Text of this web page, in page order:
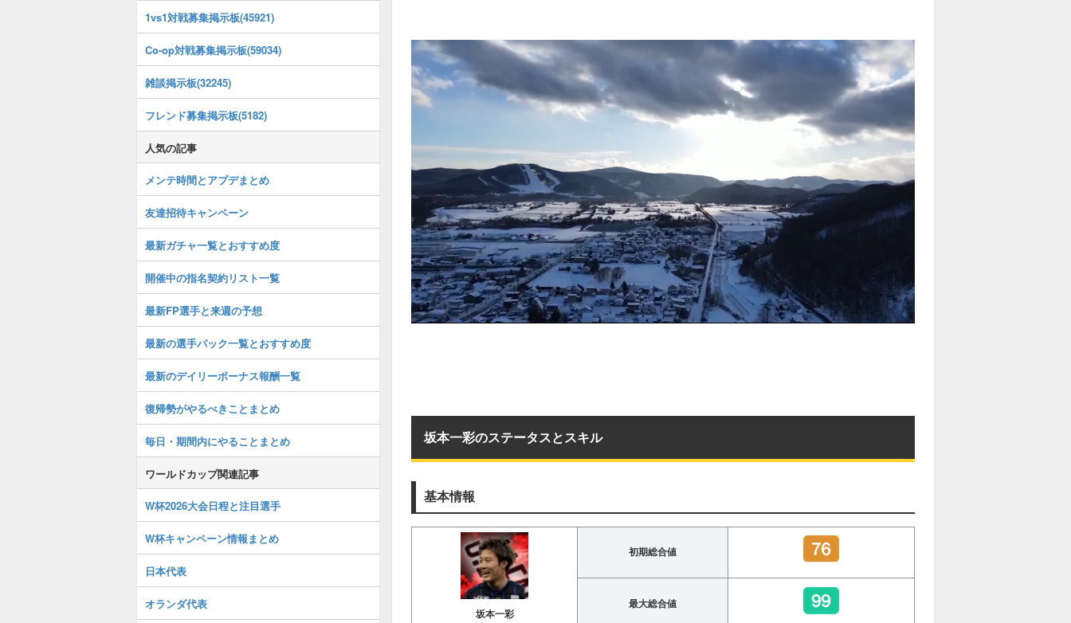
坂本一彩のステータスとスキル
基本情報
坂本一彩
初期総合値
最大総合値
1vs1対戦募集掲示板(45921)
Co-op対戦募集掲示板(59034)
雑談掲示板(32245)
フレンド募集掲示板(5182)
人気の記事
メンテ時間とアプデまとめ
友達招待キャンペーン
最新ガチャ一覧とおすすめ度
開催中の指名契約リスト一覧
最新FP選手と来週の予想
最新の選手パック一覧とおすすめ度
最新のデイリーボーナス報酬一覧
復帰勢がやるべきことまとめ
毎日・期間内にやることまとめ
ワールドカップ関連記事
W杯2026大会日程と注目選手
W杯キャンペーン情報まとめ
日本代表
オランダ代表